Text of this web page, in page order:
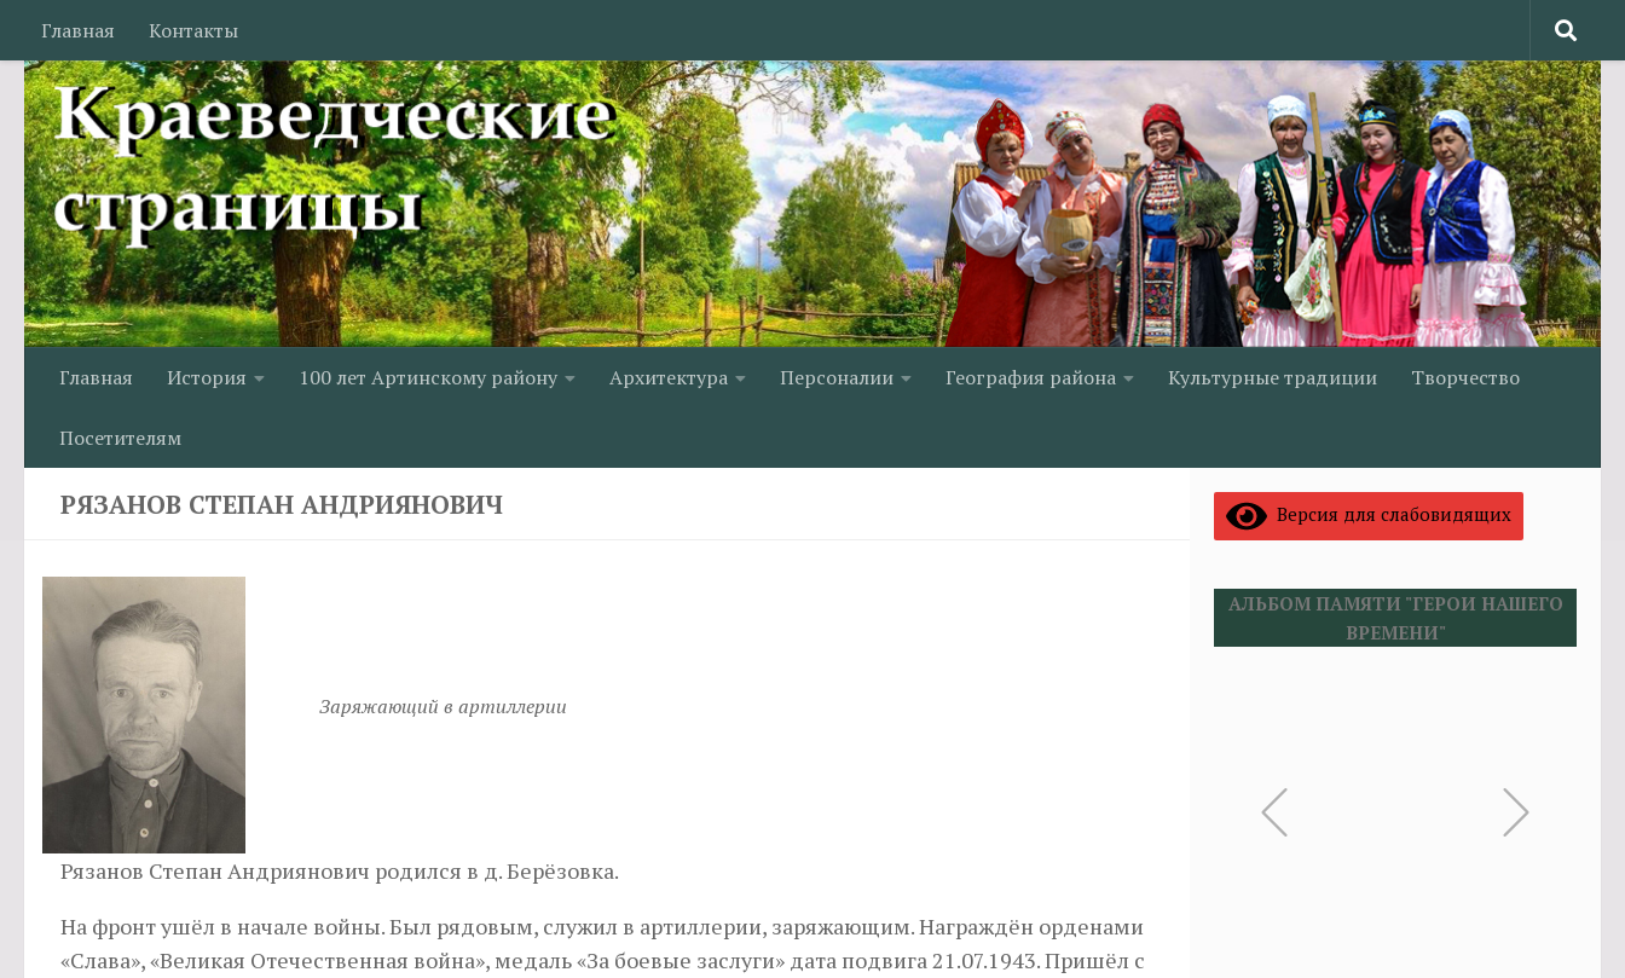
Перейти к содержимому
Главная Контакты
Главная История 100 лет Артинскому району Архитектура Персоналии География района Культурные традиции Творчество
Посетителям
РЯЗАНОВ СТЕПАН АНДРИЯНОВИЧ
Заряжающий в артиллерии
Рязанов Степан Андриянович родился в д. Берёзовка.
На фронт ушёл в начале войны. Был рядовым, служил в артиллерии, заряжающим. Награждён орденами
«Слава», «Великая Отечественная война», медаль «За боевые заслуги» дата подвига 21.07.1943. Пришёл с
Версия для слабовидящих
АЛЬБОМ ПАМЯТИ "ГЕРОИ НАШЕГО
ВРЕМЕНИ"